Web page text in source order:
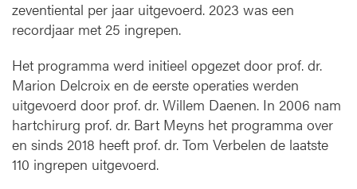
zeventiental per jaar uitgevoerd. 2023 was een
recordjaar met 25 ingrepen.
Het programma werd initieel opgezet door prof. dr.
Marion Delcroix en de eerste operaties werden
uitgevoerd door prof. dr. Willem Daenen. In 2006 nam
hartchirurg prof. dr. Bart Meyns het programma over
en sinds 2018 heeft prof. dr. Tom Verbelen de laatste
110 ingrepen uitgevoerd.